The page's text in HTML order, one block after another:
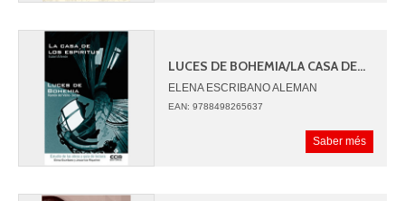
LUCES DE BOHEMIA/LA CASA DE...
ELENA ESCRIBANO ALEMAN
JESUCRISTO RIQUELME POMARES
EAN: 9788498265637
Saber més